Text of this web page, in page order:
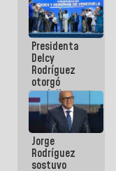
Mayor
Eléctrico
para
abordar
planes de
acción
Presidenta
Delcy
Rodríguez
otorgó
medalla
"Héroe de
Venezuela"
a servidores
públicos
Jorge
Rodríguez
sostuvo